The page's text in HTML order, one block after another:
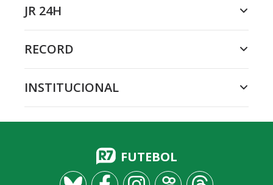
JR 24H
RECORD
INSTITUCIONAL
FUTEBOL